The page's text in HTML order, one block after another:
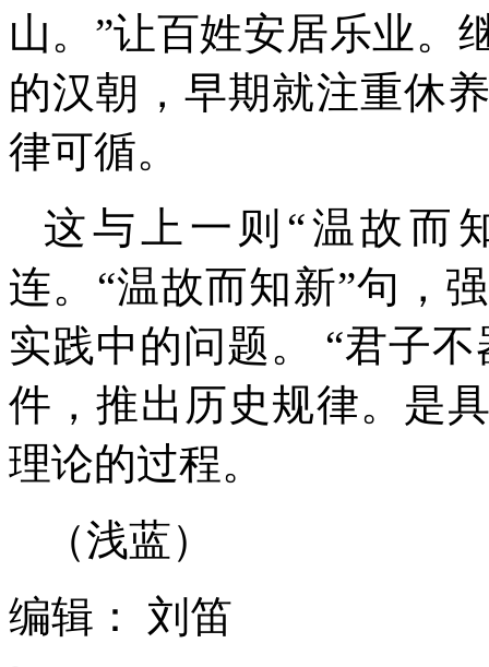
山。”让百姓安居乐业。
的汉朝，早期就注重休
律可循。
这与上一则“温故而
连。“温故而知新”句，
实践中的问题。 “君子
件，推出历史规律。是
理论的过程。
（浅蓝）
编辑： 刘笛